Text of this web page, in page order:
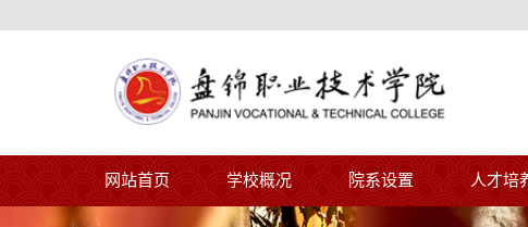
网站首页 学校概况 院系设置 人才培